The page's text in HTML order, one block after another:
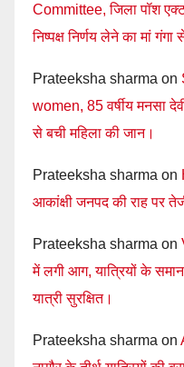
Committee, जिला पॉश
निष्पक्ष निर्णय लेने का मां गंगा
Prateeksha sharma on
women, 85 वर्षीय मनसा
से बची महिला की जान।
Prateeksha sharma on
आकांक्षी जनपद की राह पर
Prateeksha sharma on
में लगी आग, यात्रियों के
यात्री सुरक्षित।
Prateeksha sharma on